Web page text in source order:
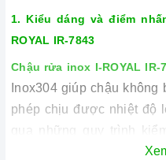
1. Kiểu dáng và điểm
ROYAL IR-7843
Chậu rửa inox I-ROYAL IR-
Inox304 giúp chậu
phép chịu được nhiệt độ
qua những quy trình
nên người dùng có thể